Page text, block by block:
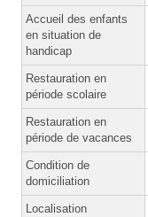
Accueil des enfants
en situation de
handicap
Restauration en
période scolaire
Restauration en
période de vacances
Condition de
domiciliation
Localisation